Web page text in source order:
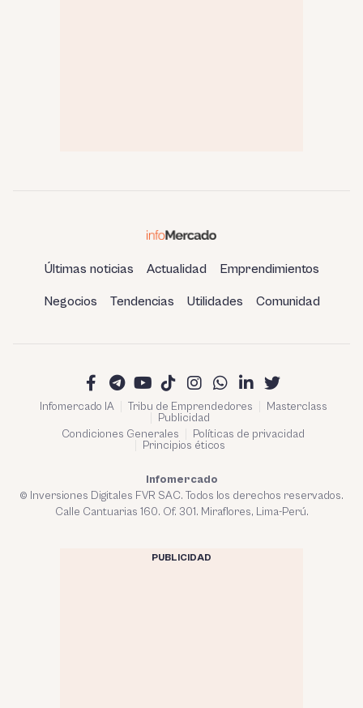
Últimas noticias Actualidad Emprendimientos
Negocios Tendencias Utilidades Comunidad
Infomercado IA Tribu de Emprendedores
Masterclass
Publicidad
Condiciones Generales
Políticas de privacidad
Principios éticos
Infomercado
© Inversiones Digitales FVR SAC. Todos los derechos reservados.
Calle Cantuarias 160. Of. 301. Miraflores, Lima-Perú.
PUBLICIDAD